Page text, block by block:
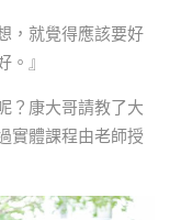
，就覺得應該要好
』
？康大哥請教了大
實體課程由老師授